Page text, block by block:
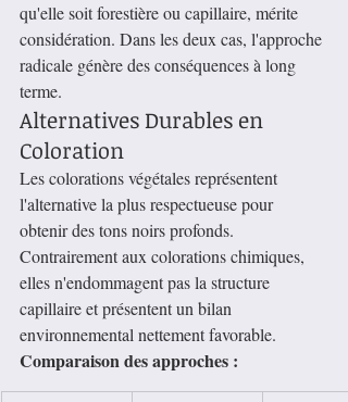
qu'elle soit forestière ou capillaire, mérite
considération. Dans les deux cas, l'approche
radicale génère des conséquences à long
terme.
Alternatives Durables en
Coloration
Les colorations végétales représentent
l'alternative la plus respectueuse pour
obtenir des tons noirs profonds.
Contrairement aux colorations chimiques,
elles n'endommagent pas la structure
capillaire et présentent un bilan
environnemental nettement favorable.
Comparaison des approches :